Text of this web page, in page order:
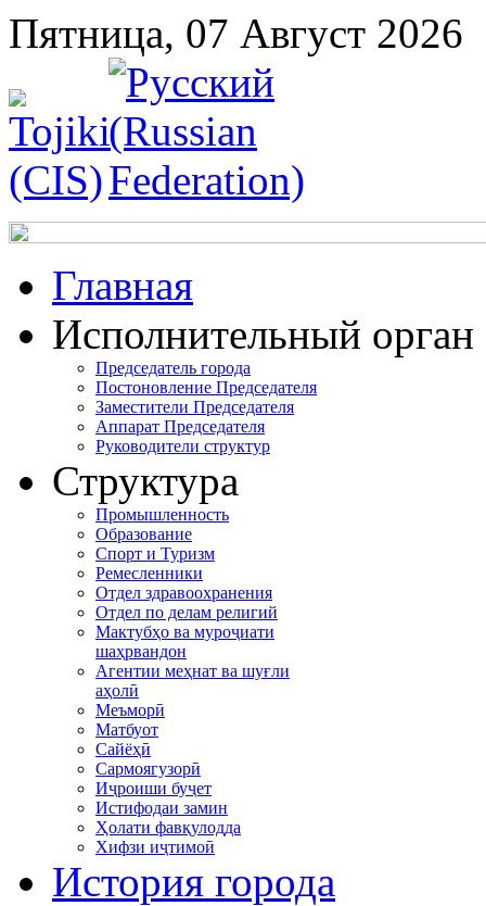
Пятница, 07 Август 2026
Главная
Исполнительный орган
Председатель города
Постоновление Председателя
Заместители Председателя
Аппарат Председателя
Руководители структур
Структура
Промышленность
Образование
Спорт и Туризм
Ремесленники
Отдел здравоохранения
Отдел по делам религий
Мактубҳо ва муроҷиати
шаҳрвандон
Агентии меҳнат ва шуғли
аҳолӣ
Меъморӣ
Матбуот
Сайёҳӣ
Сармоягузорӣ
Иҷроиши буҷет
Истифодаи замин
Ҳолати фавқулодда
Хифзи иҷтимоӣ
История города